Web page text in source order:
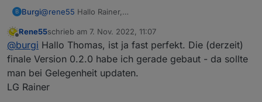
B Burgi@rene55 Hallo Rainer,
Hat auch super funktioniert.
Er hat 2 Wechselrichter â 300W. Beide werden sauber
angezeigt und die Daten stimmen auch.
Die Zugangsdaten kannst du gerne noch behalten, sag
einfach Bescheid wenn alle Tests abgeschlossen sind.
Wenn du den Zugang für die Zukunft als Referenz
behalten möchtest, wäre das für mich auch OK.
Viele Grüße
Thomas
Offline
Rene55schrieb am 7. Nov. 2022, 11:07
zuletzt editiert von
@burgi Hallo Thomas, ist ja fast perfekt. Die (derzeit)
finale Version 0.2.0 habe ich gerade gebaut - da sollte
man bei Gelegenheit updaten.
LG Rainer